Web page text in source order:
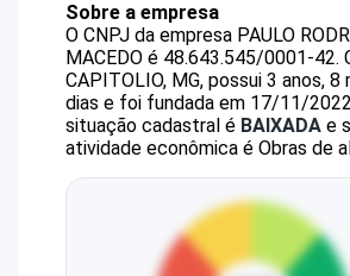
Sobre a empresa
O CNPJ da empresa PAULO
MACEDO é 48.643.545/0001-42.
CAPITOLIO, MG, possui 3 anos, 8
dias e foi fundada em 17/11/
situação cadastral é BAIXADA e
atividade econômica é Obras de